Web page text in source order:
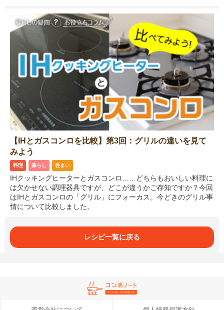
【IHとガスコンロを比較】第3回：グリルの違いを見て
みよう
料理 暮らし 住まい
IHクッキングヒーターとガスコンロ……どちらもおいしい料理に
は欠かせない調理器具ですが、どこが違うかご存知ですか？今回
はIHとガスコンロの「グリル」にフォーカス。今どきのグリル事
情について比較しました。
レシピ一覧に戻る